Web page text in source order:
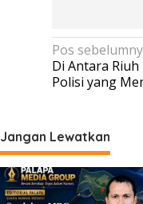
Navigasi
pos
Pos
Di Antara
Polisi yang
Jangan Lewatkan